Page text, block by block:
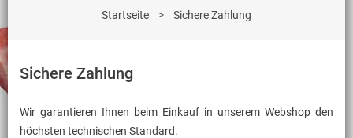
Startseite Sichere Zahlung
Sichere Zahlung
Wir garantieren Ihnen beim Einkauf in unserem Webshop den
höchsten technischen Standard.